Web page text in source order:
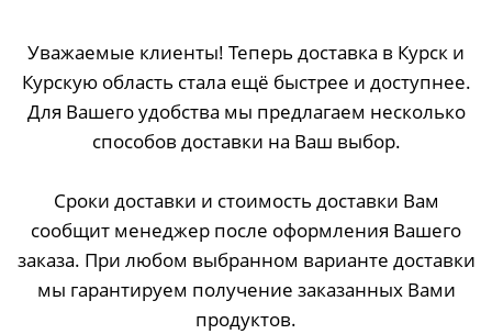
Уважаемые клиенты! Теперь доставка в Курск и
Курскую область стала ещё быстрее и доступнее.
Для Вашего удобства мы предлагаем несколько
способов доставки на Ваш выбор.
Сроки доставки и стоимость доставки Вам
сообщит менеджер после оформления Вашего
заказа. При любом выбранном варианте доставки
мы гарантируем получение заказанных Вами
продуктов.